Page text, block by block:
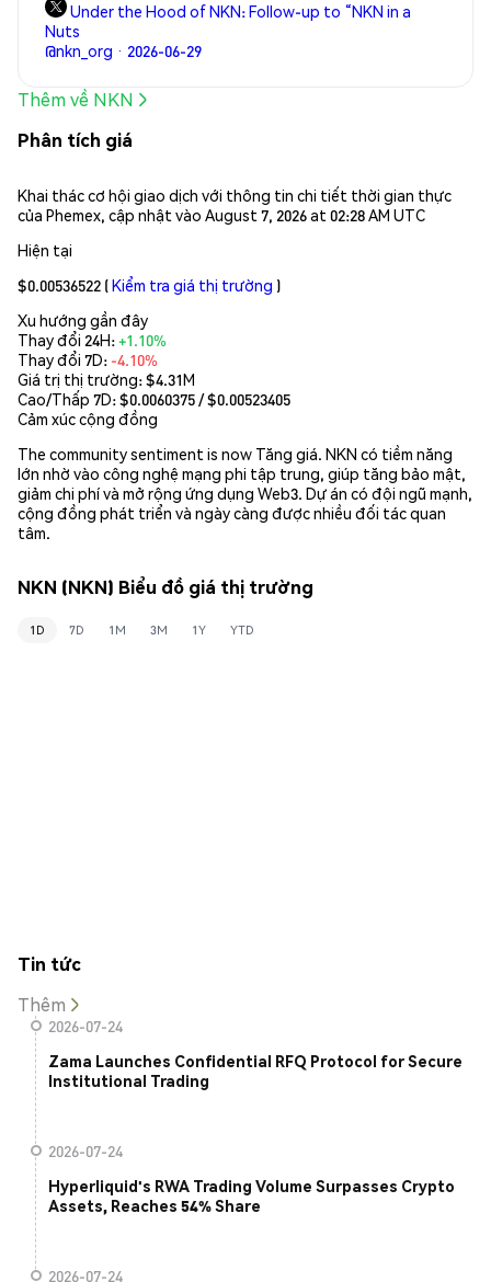
Under the Hood of NKN: Follow-up to “NKN in a
Nuts
@nkn_org · 2026-06-29
Thêm về NKN
Phân tích giá
Khai thác cơ hội giao dịch với thông tin chi tiết thời gian thực
của Phemex, cập nhật vào August 7, 2026 at 02:28 AM UTC
Hiện tại
$0.00536522 (Kiểm tra giá thị trường )
Xu hướng gần đây
Thay đổi 24H:+1.10%
Thay đổi 7D: -4.10%
Giá trị thị trường:$4.31M
Cao/Thấp 7D: $0.0060375/ $0.00523405
Cảm xúc cộng đồng
The community sentiment is now Tăng giá. NKN có tiềm năng
lớn nhờ vào công nghệ mạng phi tập trung, giúp tăng bảo mật,
giảm chi phí và mở rộng ứng dụng Web3. Dự án có đội ngũ mạnh,
cộng đồng phát triển và ngày càng được nhiều đối tác quan
tâm.
NKN (NKN) Biểu đồ giá thị trường
1D 7D 1M 3M 1Y YTD
Tin tức
Thêm
2026-07-24
Zama Launches Confidential RFQ Protocol for Secure
Institutional Trading
2026-07-24
Hyperliquid's RWA Trading Volume Surpasses Crypto
Assets, Reaches 54% Share
2026-07-24